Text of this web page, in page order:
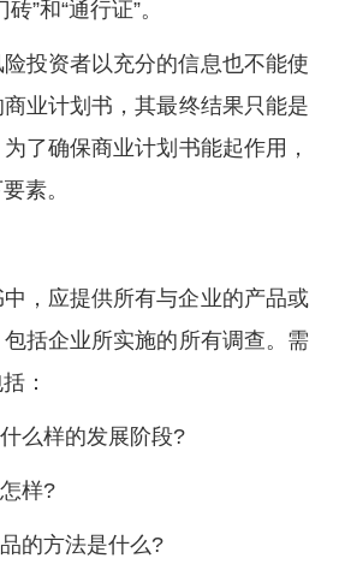
”和“通行证”。
投资者以充分的信息也不能使
业计划书，其最终结果只能是
了确保商业计划书能起作用，
素。
，应提供所有与企业的产品或
括企业所实施的所有调查。需
：
么样的发展阶段?
样?
的方法是什么?